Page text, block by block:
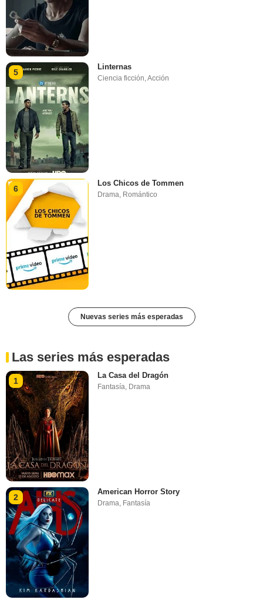
5
Linternas
Ciencia ficción,Acción
6
Los Chicos de Tommen
Drama, Romántico
Nuevas series más esperadas
Las series más esperadas
1
La Casa del Dragón
Fantasía Drama
2
American Horror Story
Drama, Fantasía